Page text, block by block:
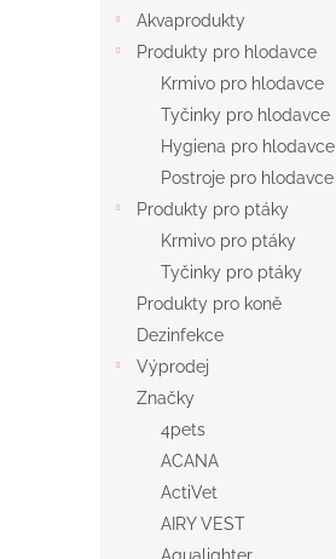
Akvaprodukty
Produkty pro hlodavce
Krmivo pro hlodavce
Tyčinky pro hlodavce
Hygiena pro hlodavce
Postroje pro hlodavce
Produkty pro ptáky
Krmivo pro ptáky
Tyčinky pro ptáky
Produkty pro koně
Dezinfekce
Výprodej
Značky
4pets
ACANA
ActiVet
AIRY VEST